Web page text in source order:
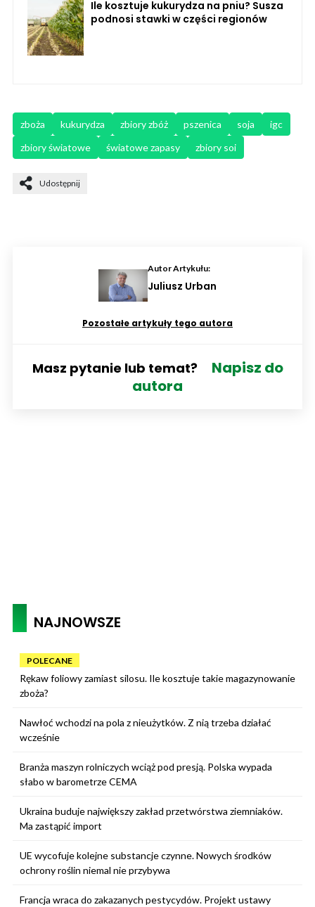
Ile kosztuje kukurydza na pniu? Susza
podnosi stawki w części regionów
zboża kukurydza zbiory zbóż pszenica soja
igc
zbiory światowe
światowe zapasy zbiory soi
Udostępnij
Autor Artykułu:
Juliusz Urban
Pozostałe artykuły tego autora
Masz pytanie lub temat?
Napisz do
autora
NAJNOWSZE
POLECANE
Rękaw foliowy zamiast silosu. Ile kosztuje takie magazynowanie
zboża?
Nawłoć wchodzi na pola z nieużytków. Z nią trzeba działać
wcześnie
Branża maszyn rolniczych wciąż pod presją. Polska wypada
słabo w barometrze CEMA
Ukraina buduje największy zakład przetwórstwa ziemniaków.
Ma zastąpić import
UE wycofuje kolejne substancje czynne. Nowych środków
ochrony roślin niemal nie przybywa
Francja wraca do zakazanych pestycydów. Projekt ustawy